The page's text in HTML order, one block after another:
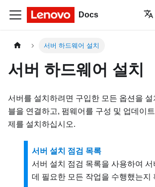
Docs
서버 하드웨어 설치
서버 하드웨어 설치
서버를 설치하려면 구입한 모든 옵션을 설
블을 연결하고, 펌웨어를 구성 및 업데이
제를 설치하십시오.
서버 설치 점검 목록
서버 설치 점검 목록을 사용하여
데 필요한 모든 작업을 수행했는지